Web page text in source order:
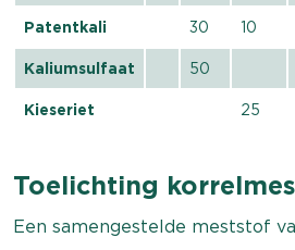
Patentkali 30 10
Kaliumsulfaat 50
Kieseriet 25
Toelichting
Een samengestelde meststof